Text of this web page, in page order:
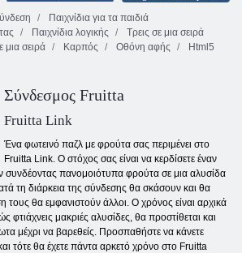
Παιχνίδια για τα παιδιά
Παιχνίδια λογικής
Τρεις σε μια σειρά
μια σειρά Καρπός Οθόνη αφής
Html5
Σύνδεσμος Fruitta
Fruitta Link
Ένα φωτεινό παζλ με φρούτα σας περιμένει στο
Fruitta Link. Ο στόχος σας είναι να κερδίσετε έναν
συνδέοντας πανομοιότυπα φρούτα σε μια αλυσίδα
τη διάρκεια της σύνδεσης θα σκάσουν και θα
τους θα εμφανιστούν άλλοι. Ο χρόνος είναι αρχικά
φτιάχνεις μακριές αλυσίδες, θα προστίθεται και
μέχρι να βαρεθείς. Προσπαθήστε να κάνετε
τότε θα έχετε πάντα αρκετό χρόνο στο Fruitta